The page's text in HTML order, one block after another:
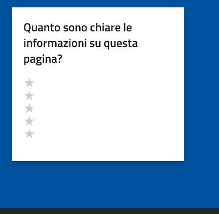
Quanto sono chiare le
informazioni su questa
pagina?
Valutazione